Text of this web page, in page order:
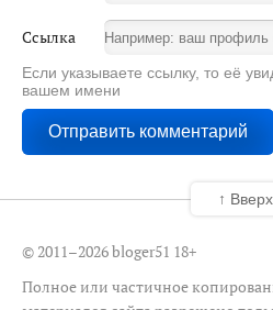
Ссылка
Если указываете ссылку, то её
вашем имени
© 2011–2026 bloger51 18+
Полное или частичное
↑ Вверх